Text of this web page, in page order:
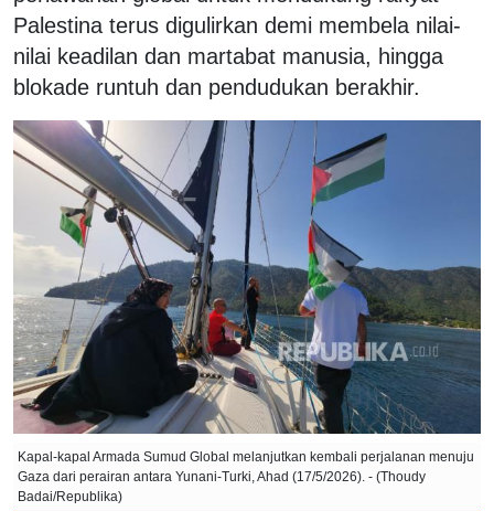
Palestina terus digulirkan demi membela nilai-
nilai keadilan dan martabat manusia, hingga
blokade runtuh dan pendudukan berakhir.
Kapal-kapal Armada Sumud Global melanjutkan kembali perjalanan menuju
Gaza dari perairan antara Yunani-Turki, Ahad (17/5/2026). - (Thoudy
Badai/Republika)